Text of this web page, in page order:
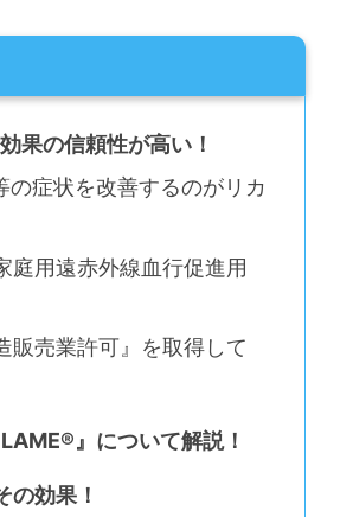
果の信頼性が高い！
症状を改善するのがリカ
庭用遠赤外線血行促進用
販売業許可』を取得して
』について解説！
の効果！